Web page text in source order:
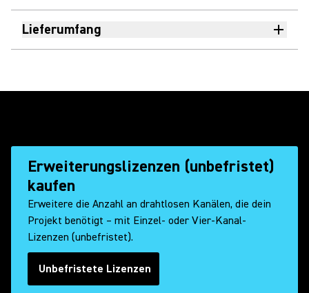
Lieferumfang
Erweiterungslizenzen (unbefristet)
kaufen
Erweitere die Anzahl an drahtlosen Kanälen, die dein
Projekt benötigt – mit Einzel- oder Vier-Kanal-
Lizenzen (unbefristet).
Unbefristete Lizenzen